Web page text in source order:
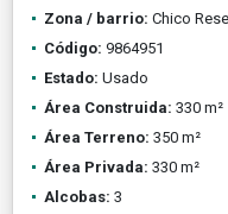
Zona / barrio: Chico
Código: 9864951
Estado: Usado
Área Construida: 330 m²
Área Terreno: 350 m²
Área Privada: 330 m²
Alcobas: 3